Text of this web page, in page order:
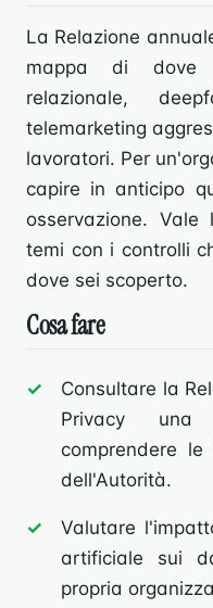
La Relazione
mappa di dove
relazionale,
telemarketing
lavoratori. Per
capire in anticipo
osservazione.
temi con i controlli
dove sei scoperto.
Cosa fare
Consultare la
Privacy
comprendere
dell'Autorità.
Valutare
artificiale sui
propria